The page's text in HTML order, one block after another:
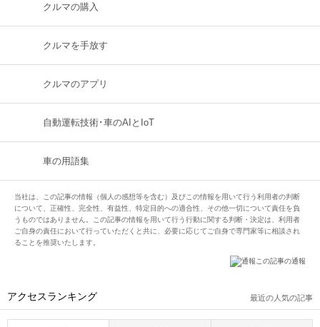
クルマの購入
クルマを手放す
クルマのアプリ
自動運転技術･車のAIとIoT
車の用語集
当社は、この記事の情報（個人の感想等を含む）及びこの情報を用いて行う利用者の判断
について、正確性、完全性、有益性、特定目的への適合性、その他一切について責任を負
うものではありません。この記事の情報を用いて行う行動に関する判断・決定は、利用者
ご自身の責任において行っていただくと共に、必要に応じてご自身で専門家等に相談され
ることを推奨いたします。
この記事の通報
アクセスランキング 最近の人気の記事